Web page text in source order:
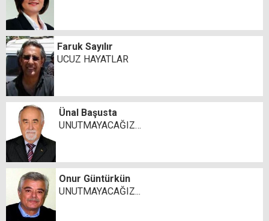
Faruk Sayılır
UCUZ HAYATLAR
Ünal Başusta
UNUTMAYACAĞIZ…
Onur Güntürkün
UNUTMAYACAĞIZ...